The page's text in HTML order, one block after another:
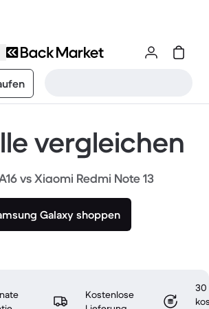
vergleichen
vs Xiaomi Redmi Note 13
Galaxy shoppen
Kostenlose
30